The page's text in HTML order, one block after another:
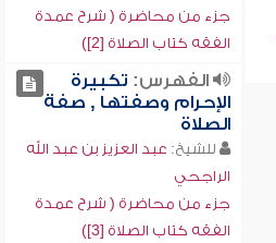
جزء من محاضرة ( شرح عمدة
الفقه كتاب الصلاة [2])
الفهرس: تكبيرة
الإحرام وصفتها , صفة
الصلاة
للشيخ: عبد العزيز بن عبد الله
الراجحي
جزء من محاضرة ( شرح عمدة
الفقه كتاب الصلاة [3])